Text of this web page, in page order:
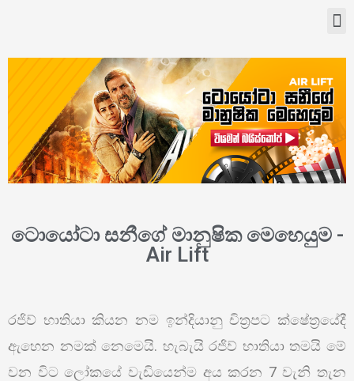
ටොයෝටා සනීගේ මානුෂික මෙහෙයුම -
Air Lift
රජිව් භාතියා කියන නම ඉන්දියානු චිත්‍රපට ක්ෂේත්‍රයේදී
ඇහෙන නමක් නෙමෙයි. හැබැයි රජිව් භාතියා තමයි මේ
වන විට ලෝකයේ වැඩියෙන්ම අය කරන 7 වැනි තැන